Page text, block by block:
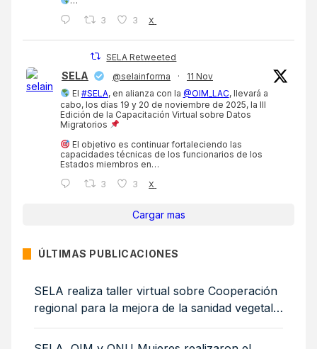
3
3 X
SELA Retweeted
SELA @selainforma ·
11 Nov
El #SELA, en alianza con la @OIM_LAC, llevará a
cabo, los días 19 y 20 de noviembre de 2025, la III
Edición de la Capacitación Virtual sobre Datos
Migratorios
El objetivo es continuar fortaleciendo las
capacidades técnicas de los funcionarios de los
Estados miembros en…
3
3 X
Cargar mas
ÚLTIMAS PUBLICACIONES
SELA realiza taller virtual sobre Cooperación
regional para la mejora de la sanidad vegetal:
medidas sanitarias y fitosanitarias para la
sostenibilidad ambiental